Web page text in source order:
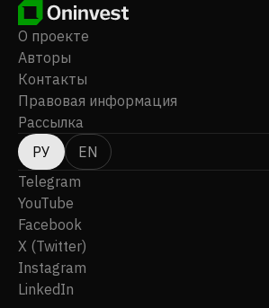
О проекте
Авторы
Контакты
Правовая информация
Рассылка
РУ
EN
Telegram
YouTube
Facebook
X (Twitter)
Instagram
LinkedIn